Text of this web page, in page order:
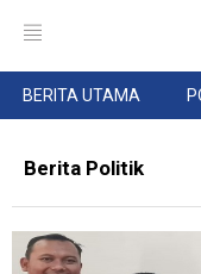
BERITA UTAMA
Berita Politik